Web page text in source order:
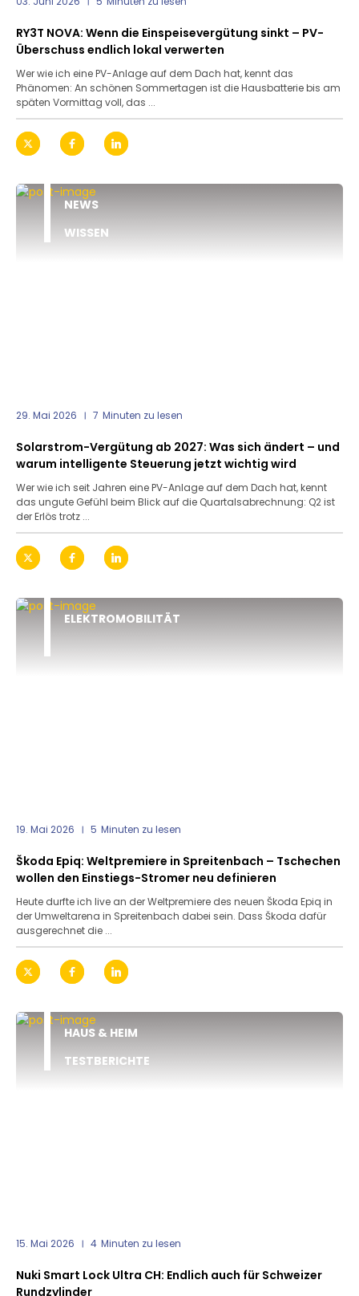
RY3T NOVA: Wenn die Einspeisevergütung sinkt – PV-
Überschuss endlich lokal verwerten
Wer wie ich eine PV-Anlage auf dem Dach hat, kennt das
Phänomen: An schönen Sommertagen ist die Hausbatterie bis am
späten Vormittag voll, das ...
NEWS
WISSEN
29. Mai 2026 7 Minuten zu lesen
Solarstrom-Vergütung ab 2027: Was sich ändert – und
warum intelligente Steuerung jetzt wichtig wird
Wer wie ich seit Jahren eine PV-Anlage auf dem Dach hat, kennt
das ungute Gefühl beim Blick auf die Quartalsabrechnung: Q2 ist
der Erlös trotz ...
ELEKTROMOBILITÄT
19. Mai 2026 5 Minuten zu lesen
Škoda Epiq: Weltpremiere in Spreitenbach – Tschechen
wollen den Einstiegs-Stromer neu definieren
Heute durfte ich live an der Weltpremiere des neuen Škoda Epiq in
der Umweltarena in Spreitenbach dabei sein. Dass Škoda dafür
ausgerechnet die ...
HAUS & HEIM
TESTBERICHTE
15. Mai 2026 4 Minuten zu lesen
Nuki Smart Lock Ultra CH: Endlich auch für Schweizer
Rundzylinder